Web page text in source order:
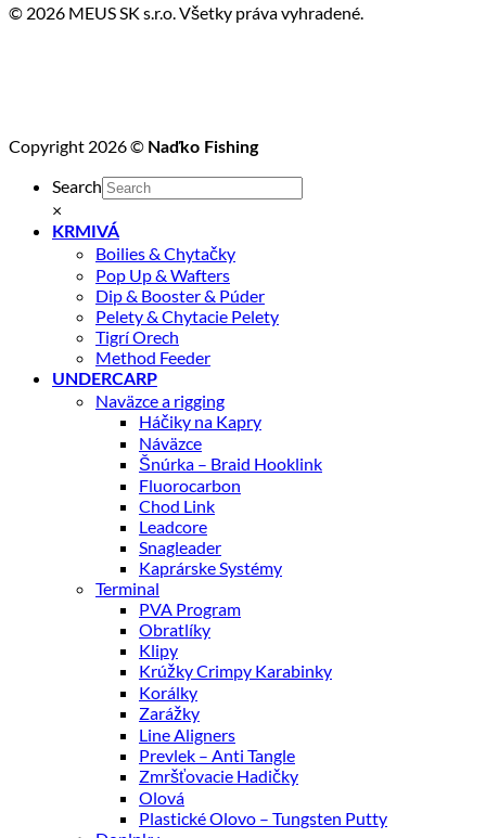
© 2026 MEUS SK s.r.o. Všetky práva vyhradené.
Copyright 2026 © Naďko Fishing
Search
×
KRMIVÁ
Boilies & Chytačky
Pop Up & Wafters
Dip & Booster & Púder
Pelety & Chytacie Pelety
Tigrí Orech
Method Feeder
UNDERCARP
Naväzce a rigging
Háčiky na Kapry
Náväzce
Šnúrka – Braid Hooklink
Fluorocarbon
Chod Link
Leadcore
Snagleader
Kaprárske Systémy
Terminal
PVA Program
Obratlíky
Klipy
Krúžky Crimpy Karabinky
Korálky
Zarážky
Line Aligners
Prevlek – Anti Tangle
Zmršťovacie Hadičky
Olová
Plastické Olovo – Tungsten Putty